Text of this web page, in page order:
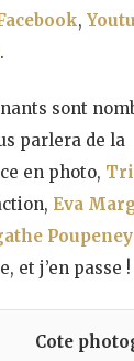
,
.
sont
parlera de la
en photo,
Eva
Poupeney
et j’en passe !
Cote